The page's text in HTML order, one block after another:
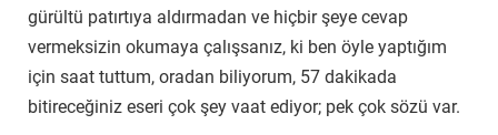
gürültü patırtıya aldırmadan ve hiçbir şeye cevap
vermeksizin okumaya çalışsanız, ki ben öyle yaptığım
için saat tuttum, oradan biliyorum, 57 dakikada
bitireceğiniz eseri çok şey vaat ediyor; pek çok sözü var.